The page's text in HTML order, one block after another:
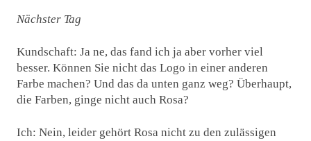
Nächster Tag
Kundschaft: Ja ne, das fand ich ja aber vorher viel
besser. Können Sie nicht das Logo in einer anderen
Farbe machen? Und das da unten ganz weg? Überhaupt,
die Farben, ginge nicht auch Rosa?
Ich: Nein, leider gehört Rosa nicht zu den zulässigen